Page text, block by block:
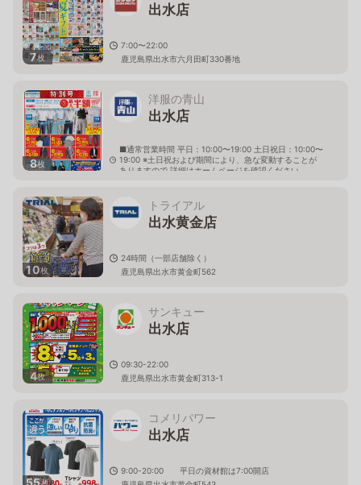
7枚
出水店
7:00〜22:00
鹿児島県出水市六月田町330番地
8枚
洋服の青山
出水店
■通常営業時間 平日：10:00〜19:00 土日祝日：10:00〜
19:00 ※土日祝および期間により、急な変動することが
ありますので 詳細はホームページを確認ください
10枚
トライアル
出水黄金店
24時間（一部店舗除く）
鹿児島県出水市黄金町562
4枚
サンキュー
出水店
09:30-22:00
鹿児島県出水市黄金町313-1
55枚
コメリパワー
出水店
9:00-20:00 平日の資材館は7:00開店